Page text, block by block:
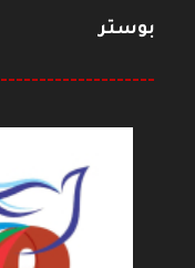
بوستر
--------------------